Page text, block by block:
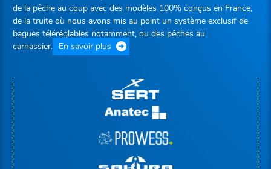
de la pêche au coup avec des modèles 100% conçus en France,
de la truite où nous avons mis au point un système exclusif de
bagues téléréglables notamment, ou des pêches au
carnassier. En savoir plus